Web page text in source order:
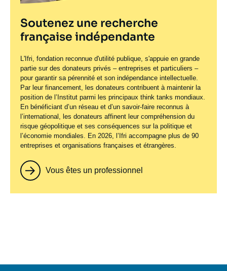
Soutenez une recherche
française indépendante
L'Ifri, fondation reconnue d'utilité publique, s'appuie en grande
partie sur des donateurs privés – entreprises et particuliers –
pour garantir sa pérennité et son indépendance intellectuelle.
Par leur financement, les donateurs contribuent à maintenir la
position de l’Institut parmi les principaux think tanks mondiaux.
En bénéficiant d’un réseau et d’un savoir-faire reconnus à
l’international, les donateurs affinent leur compréhension du
risque géopolitique et ses conséquences sur la politique et
l’économie mondiales. En 2026, l’Ifri accompagne plus de 90
entreprises et organisations françaises et étrangères.
Vous êtes un professionnel